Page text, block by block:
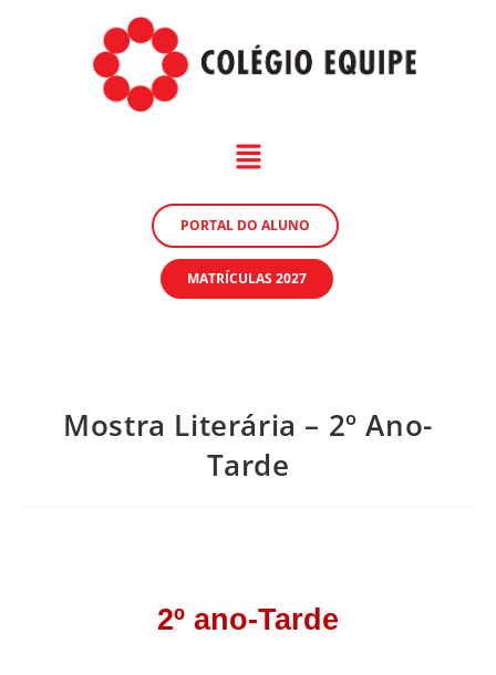
PORTAL DO ALUNO
MATRÍCULAS 2027
Mostra Literária – 2º Ano-
Tarde
2º ano-Tarde